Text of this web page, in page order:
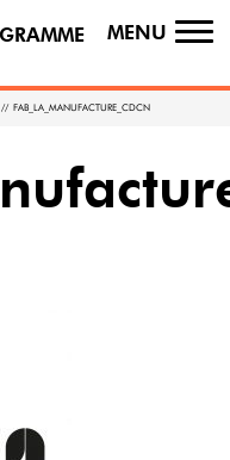
MENU
// FAB_LA_MANUFACTURE_CDCN